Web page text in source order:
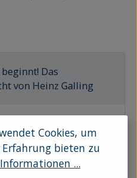
Das KOCHBUCH -
hat längst einen
nicht nur unter den
Cookies, um
bieten zu
...